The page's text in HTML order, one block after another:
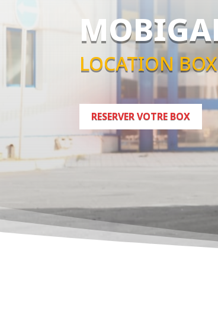
LOCATION
RESERVER VOTRE BOX